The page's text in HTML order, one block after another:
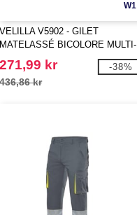
W1
VELILLA V5902 - GILET
MATELASSÉ BICOLORE MULTI-
POCHES
271,99 kr
kr
-38%